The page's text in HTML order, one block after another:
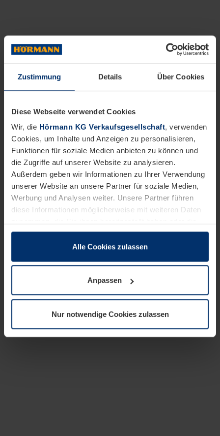
Zustimmung Details Über Cookies
Diese Webseite verwendet Cookies
Wir, die Hörmann KG Verkaufsgesellschaft, verwenden
Cookies, um Inhalte und Anzeigen zu personalisieren,
Funktionen für soziale Medien anbieten zu können und
die Zugriffe auf unserer Website zu analysieren.
Außerdem geben wir Informationen zu Ihrer Verwendung
unserer Website an unsere Partner für soziale Medien,
Werbung und Analysen weiter. Unsere Partner führen
diese Informationen möglicherweise mit weiteren Daten
sie im Rahmen Ihrer Nutzung der Dienste gesammelt
wenn diese für den Betrieb dieser Seite unbedingt
notwendig sind. Für alle anderen Cookie-Typen benötigen
wir Ihre Erlaubnis. Ihre Einwilligung können Sie jederzeit
Datenschutzerklärungunserer Website ändern oder
widerrufen.
Alle Cookies zulassen
Anpassen
Nur notwendige Cookies zulassen